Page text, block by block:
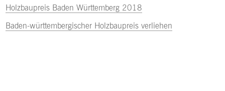
Holzbaupreis Baden Württemberg 2018
Baden-württembergischer Holzbaupreis verliehen